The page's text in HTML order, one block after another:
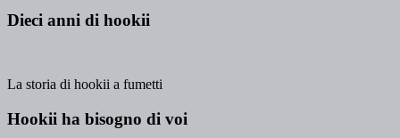
Dieci anni di hookii
La storia di hookii a fumetti
Hookii ha bisogno di voi